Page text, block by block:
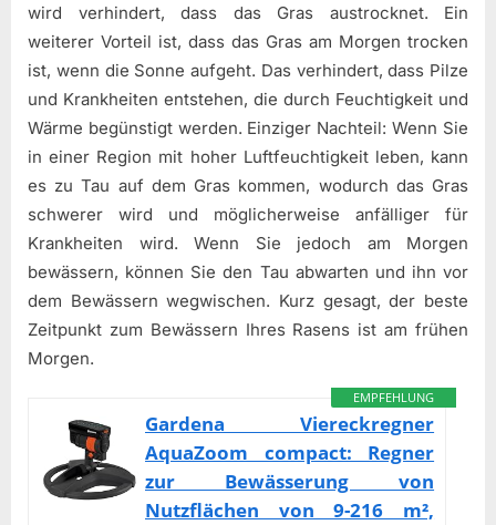
wird verhindert, dass das Gras austrocknet. Ein
weiterer Vorteil ist, dass das Gras am Morgen trocken
ist, wenn die Sonne aufgeht. Das verhindert, dass Pilze
und Krankheiten entstehen, die durch Feuchtigkeit und
Wärme begünstigt werden. Einziger Nachteil: Wenn Sie
in einer Region mit hoher Luftfeuchtigkeit leben, kann
es zu Tau auf dem Gras kommen, wodurch das Gras
schwerer wird und möglicherweise anfälliger für
Krankheiten wird. Wenn Sie jedoch am Morgen
bewässern, können Sie den Tau abwarten und ihn vor
dem Bewässern wegwischen. Kurz gesagt, der beste
Zeitpunkt zum Bewässern Ihres Rasens ist am frühen
Morgen.
EMPFEHLUNG
Gardena Viereckregner
AquaZoom compact: Regner
zur Bewässerung von
Nutzflächen von 9-216 m²,